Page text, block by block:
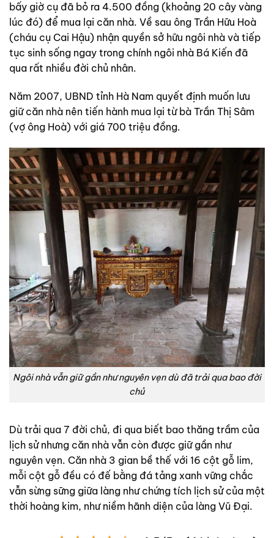
bấy giờ cụ đã bỏ ra 4.500 đồng (khoảng 20 cây vàng
lúc đó) để mua lại căn nhà. Về sau ông Trần Hữu Hoà
(cháu cụ Cai Hậu) nhận quyền sở hữu ngôi nhà và tiếp
tục sinh sống ngay trong chính ngôi nhà Bá Kiến đã
qua rất nhiều đời chủ nhân.
Năm 2007, UBND tỉnh Hà Nam quyết định muốn lưu
giữ căn nhà nên tiến hành mua lại từ bà Trần Thị Sâm
(vợ ông Hoà) với giá 700 triệu đồng.
Ngôi nhà vẫn giữ gần như nguyên vẹn dù đã trải qua bao đời
chủ
Dù trải qua 7 đời chủ, đi qua biết bao thăng trầm của
lịch sử nhưng căn nhà vẫn còn được giữ gần như
nguyên vẹn. Căn nhà 3 gian bề thế với 16 cột gỗ lim,
mỗi cột gỗ đều có đế bằng đá tảng xanh vững chắc
vẫn sừng sững giữa làng như chứng tích lịch sử của một
thời hoàng kim, như niềm hãnh diện của làng Vũ Đại.